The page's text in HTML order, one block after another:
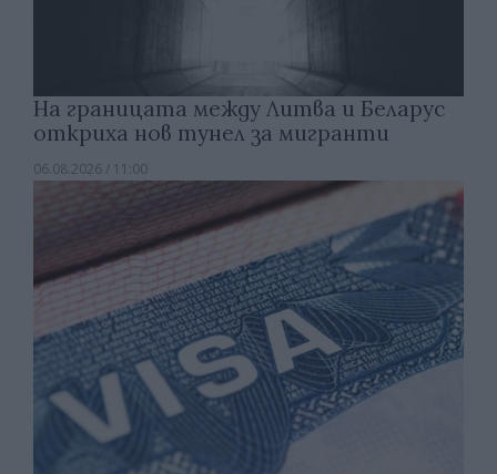
На границата между Литва и Беларус
откриха нов тунел за мигранти
06.08.2026 / 11:00